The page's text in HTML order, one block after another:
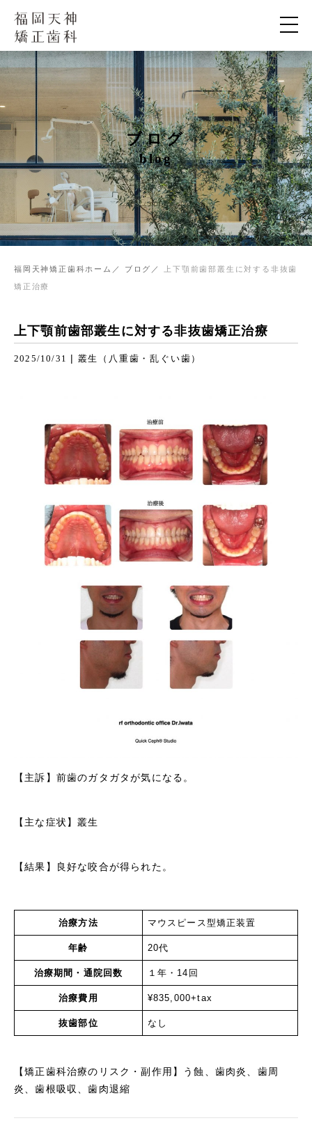
ブログ
blog
福岡天神矯正歯科ホーム ブログ 上下顎前歯部叢生に対する非抜歯
矯正治療
上下顎前歯部叢生に対する非抜歯矯正治療
2025/10/31 | 叢生（八重歯・乱ぐい歯）
【主訴】前歯のガタガタが気になる。
【主な症状】叢生
【結果】良好な咬合が得られた。
治療方法 マウスピース型矯正装置
年齢 20代
治療期間・通院回数 １年・14回
治療費用 ¥835,000+tax
抜歯部位 なし
【矯正歯科治療のリスク・副作用】う蝕、歯肉炎、歯周
炎、歯根吸収、歯肉退縮